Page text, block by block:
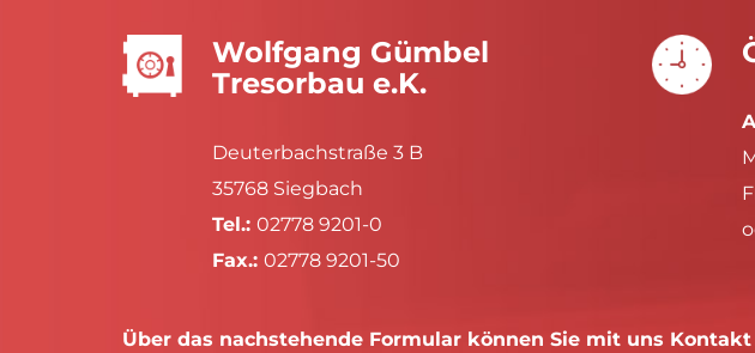
Wolfgang Gümbel
Tresorbau e.K.
Deuterbachstraße 3 B
35768 Siegbach
Tel.: 02778 9201-0
Fax.: 02778 9201-50
Über das nachstehende Formular können Sie mit uns